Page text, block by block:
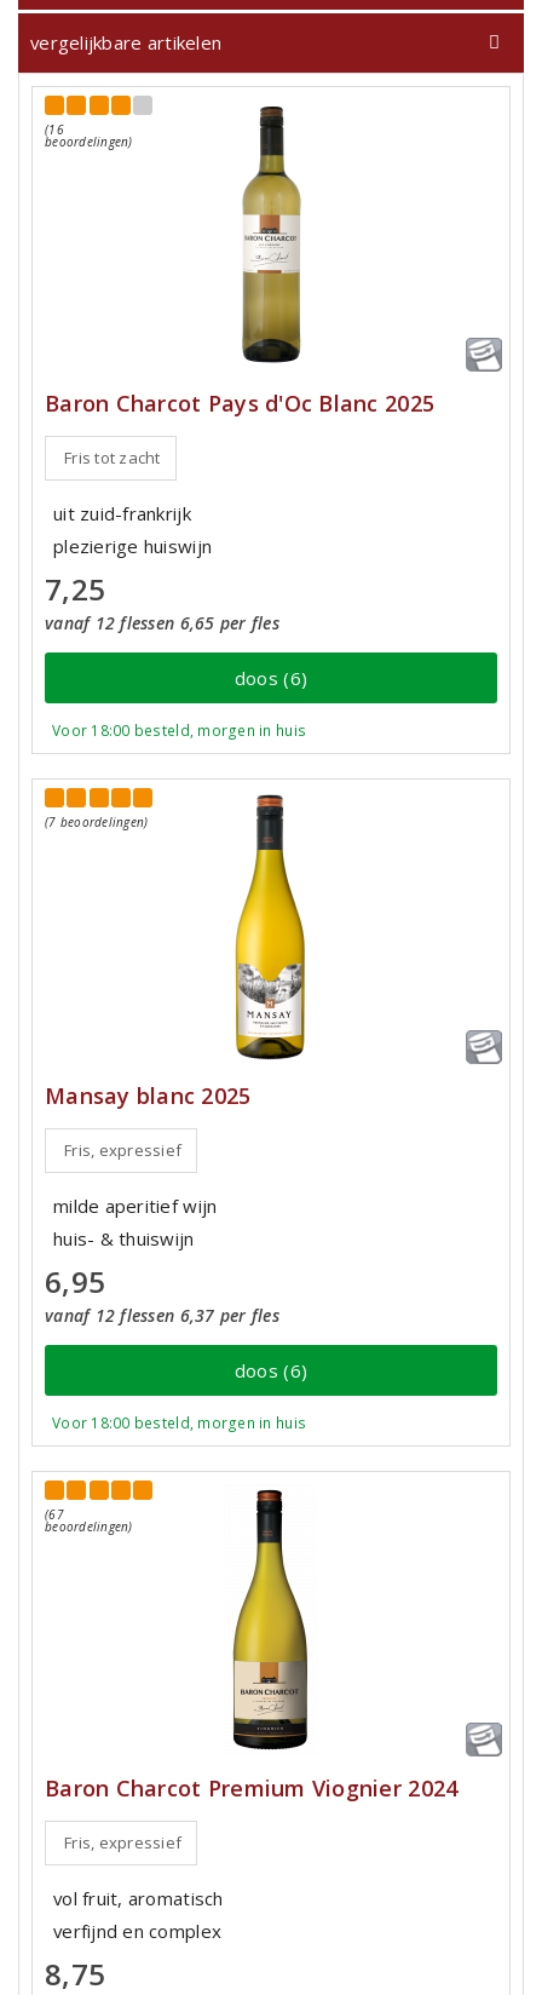
vergelijkbare artikelen
(16
beoordelingen)
Baron Charcot Pays d'Oc Blanc 2025
Fris tot zacht
uit zuid-frankrijk
plezierige huiswijn
7,25
vanaf 12 flessen 6,65 per fles
doos (6)
Voor 18:00 besteld, morgen in huis
(7 beoordelingen)
Mansay blanc 2025
Fris, expressief
milde aperitief wijn
huis- & thuiswijn
6,95
vanaf 12 flessen 6,37 per fles
doos (6)
Voor 18:00 besteld, morgen in huis
(67
beoordelingen)
Baron Charcot Premium Viognier 2024
Fris, expressief
vol fruit, aromatisch
verfijnd en complex
8,75